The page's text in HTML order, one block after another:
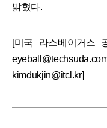
밝혔다.
[미국 라스베이거스
kimdukjin@itcl.kr]